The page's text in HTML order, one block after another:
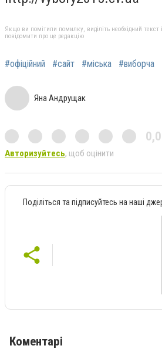
Якщо ви помітили помилку, виділіть необхідний текст
повідомити про це редакцію
#офіційний #сайт #міська #виборча
Яна Андрущак
0,0
Авторизуйтесь, щоб оцінити
Поділіться та підписуйтесь на наші
Коментарі